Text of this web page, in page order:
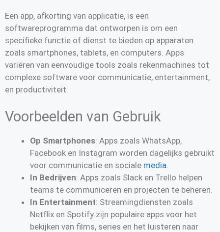
Een app, afkorting van applicatie, is een
softwareprogramma dat ontworpen is om een
specifieke functie of dienst te bieden op apparaten
zoals smartphones, tablets, en computers. Apps
variëren van eenvoudige tools zoals rekenmachines tot
complexe software voor communicatie, entertainment,
en productiviteit.
Voorbeelden van Gebruik
Op Smartphones: Apps zoals WhatsApp,
Facebook en Instagram worden dagelijks gebruikt
voor communicatie en sociale media.
In Bedrijven: Apps zoals Slack en Trello helpen
teams te communiceren en projecten te beheren.
In Entertainment: Streamingdiensten zoals
Netflix en Spotify zijn populaire apps voor het
bekijken van films, series en het luisteren naar